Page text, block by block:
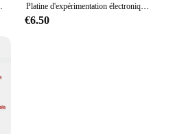
couche, 84x40mm, 5V Platine d'expérimentation électronique sans soudure pour Ardu37, carte PCB, développement de test, bricolage, MB102, 830, 1 pièce
€6.50